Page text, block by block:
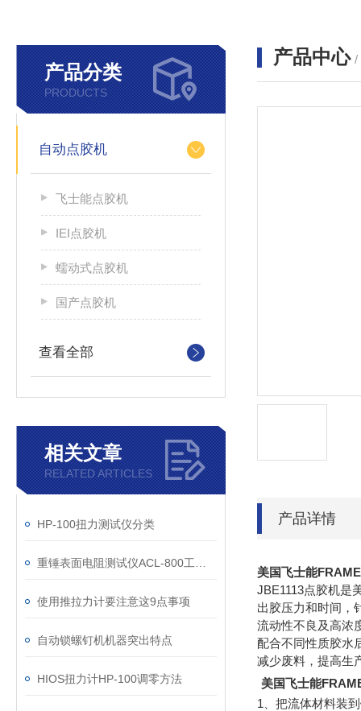
产品分类
PRODUCTS
自动点胶机
飞士能点胶机
IEI点胶机
蠕动式点胶机
国产点胶机
查看全部
相关文章
RELATED ARTICLES
HP-100扭力测试仪分类
使用推拉力计要注意这9点事项
自动锁螺钉机机器突出特点
HIOS扭力计HP-100调零方法
产品中心 /
产品详情
美国飞士能
JBE1113点胶机是
出胶压力和时间，
流动性不良及高浓
配合不同性质胶水
减少废料，提高生
美国飞士能
1 、把流体材料装